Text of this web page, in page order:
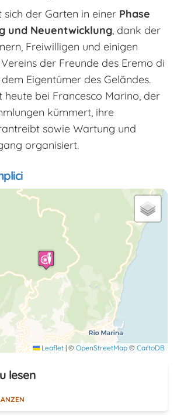
der Garten in einer Phase
und Neuentwicklung, dank der
Freiwilligen und einigen
der Freunde des Eremo di
Eigentümer des Geländes.
heute bei Francesco Marino, der
kümmert, ihre
sowie Wartung und
organisiert.
Leaflet | © OpenStreetMap © CartoDB
lesen